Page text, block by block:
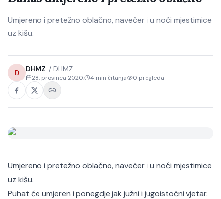
Život
Sport
Umjereno i pretežno oblačno, navečer i u noći mjestimice
uz kišu.
D DHMZ / DHMZ
28. prosinca 2020. 4 min čitanja 0 pregleda
Umjereno i pretežno oblačno, navečer i u noći mjestimice
uz kišu.
Puhat će umjeren i ponegdje jak južni i jugoistočni vjetar.